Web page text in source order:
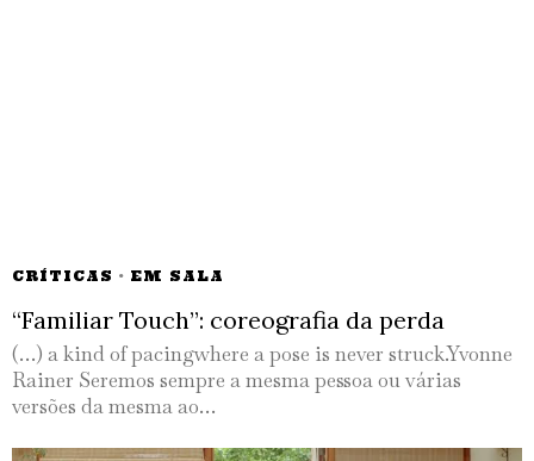
CRÍTICAS · EM SALA
“Familiar Touch”: coreografia da perda
(…) a kind of pacingwhere a pose is never struck.Yvonne
Rainer Seremos sempre a mesma pessoa ou várias
versões da mesma ao…